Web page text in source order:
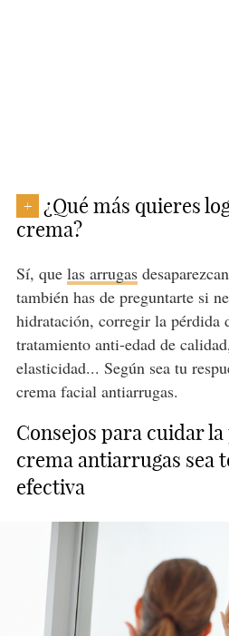
+
¿Qué más quieres
crema?
Sí, que las arrugas
también has de preguntarte si
hidratación, corregir la pérdida
tratamiento anti-edad de
elasticidad... Según sea tu
crema facial antiarrugas.
Consejos para cuidar la
crema antiarrugas sea
efectiva